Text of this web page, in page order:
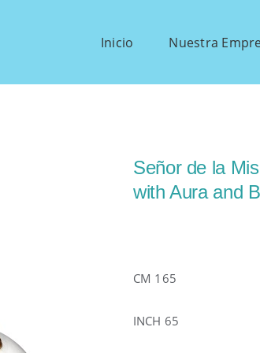
Inicio Nuestra
Señor de la
with Aura and
CM 165
INCH 65